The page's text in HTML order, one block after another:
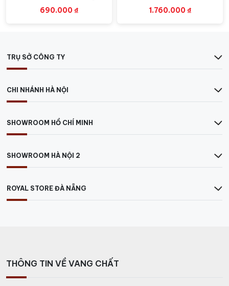
690.000 ₫ 1.760.000 ₫
TRỤ SỞ CÔNG TY
CHI NHÁNH HÀ NỘI
SHOWROOM HỒ CHÍ MINH
SHOWROOM HÀ NỘI 2
ROYAL STORE ĐÀ NẴNG
THÔNG TIN VỀ VANG CHẤT